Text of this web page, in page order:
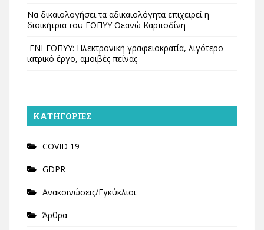
Να δικαιολογήσει τα αδικαιολόγητα επιχειρεί η
διοικήτρια του ΕΟΠΥΥ Θεανώ Καρποδίνη
ΕΝΙ-ΕΟΠΥΥ: Ηλεκτρονική γραφειοκρατία, λιγότερο
ιατρικό έργο, αμοιβές πείνας
KΑΤΗΓΟΡΊΕΣ
COVID 19
GDPR
Ανακοινώσεις/Εγκύκλιοι
Άρθρα